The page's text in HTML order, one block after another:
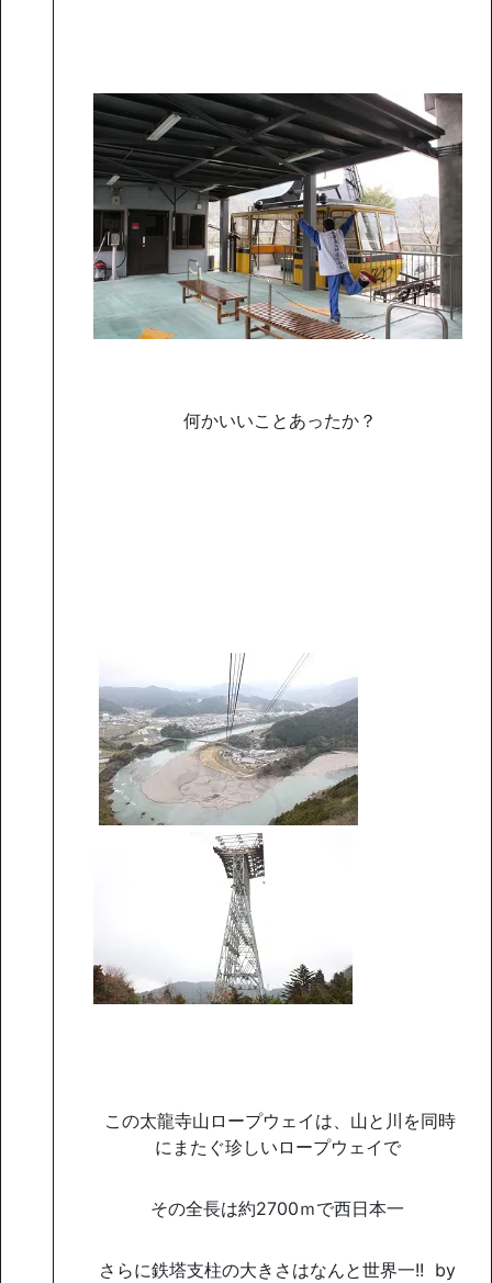
何かいいことあったか？
この太龍寺山ロープウェイは、山と川を同時
にまたぐ珍しいロープウェイで
その全長は約2700ｍで西日本一
さらに鉄塔支柱の大きさはなんと世界一!! by